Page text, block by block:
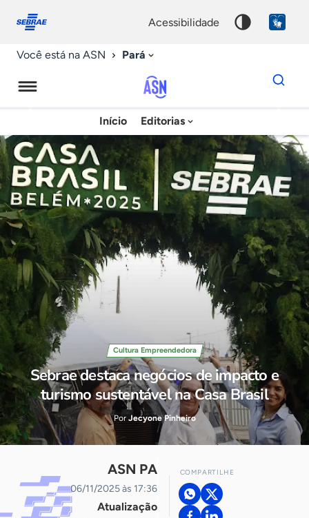
conosco
acessibilidade
Você está na ASN Pará
Agência
Sebrae
de
Notícias
Início Editorias
Dados
para
chave
Cultura Empreendedora
Sebrae destaca negócios de impacto e
turismo sustentável na Casa Brasil
Por Jecyone Pinheiro
ASN PA
06/11/2025 às 17:36
Atualização
COMPARTILHE